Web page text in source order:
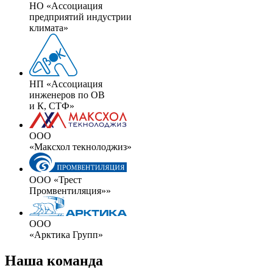
НО «Ассоциация
предприятий индустрии
климата»
НП «Ассоциация
инженеров по ОВ
и К, СТФ»
ООО
«Максхол текнолоджиз»
ООО «Трест
Промвентиляция»»
ООО
«Арктика Групп»
Наша команда